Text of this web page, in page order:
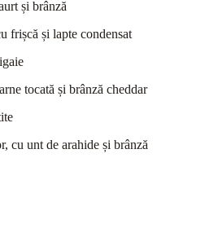
și brânză
frișcă și lapte condensat
tocată și brânză cheddar
cu unt de arahide și brânză